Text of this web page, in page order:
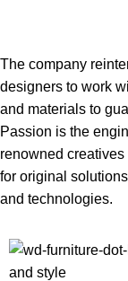
The company
designers to work
and materials to
Passion is the
renowned
for original
and technologies.
and style